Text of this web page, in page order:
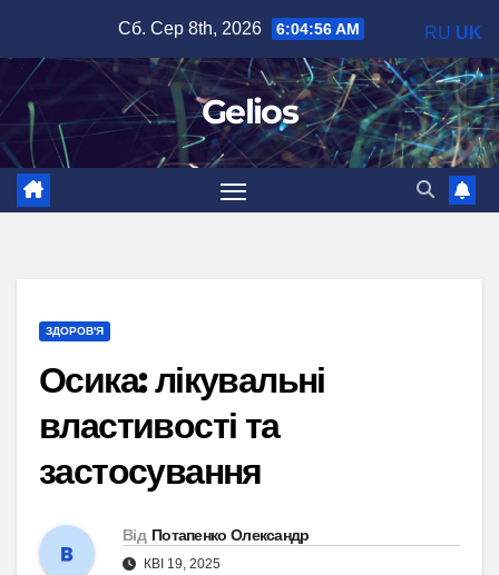
вмісту
Сб. Сер 8th, 2026 6:04:57 AM
Gelios
ЗДОРОВ'Я
Осика: лікувальні
властивості та
застосування
Від Потапенко Олександр
КВІ 19, 2025
RU UK